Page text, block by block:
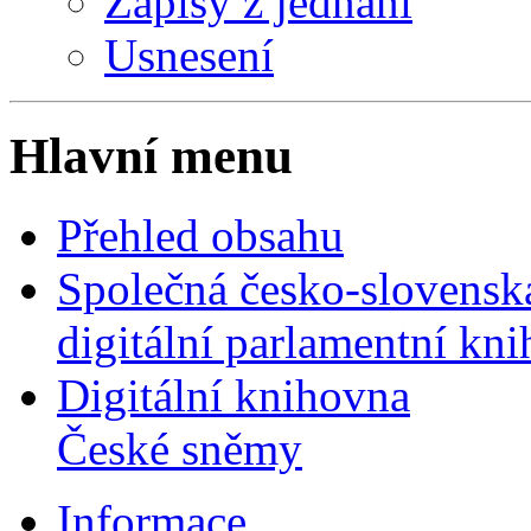
Usnesení
Hlavní menu
Přehled obsahu
Společná česko-
digitální parlamentní
Digitální knihovna
České sněmy
Informace